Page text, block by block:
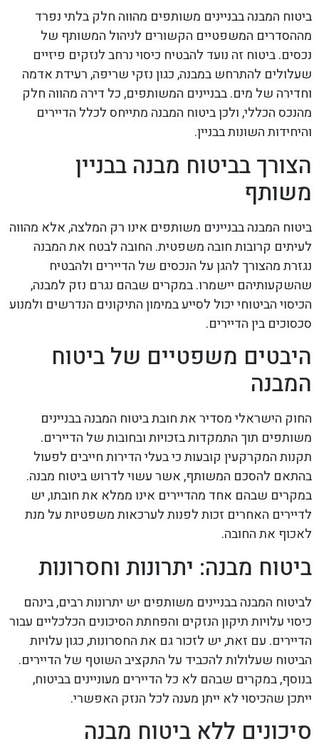
ביטוח המבנה בבניינים משותפים מהווה חלק בלתי נפרד
מההסדרים המשפטיים הקשורים לניהול המשותף של
נכסים. ביטוח זה נועד להבטיח כיסוי נרחב לנזקים פיזיים
שעלולים להתרחש במבנה, כגון נזקי שריפה, רעידת אדמה
וחדירה של מים. בבניינים המשותפים, כל דירה מהווה חלק
מהנכס הכללי, ולכן ביטוח המבנה מתייחס לכלל הדיירים
והיחידות השונות בבניין.
הצורך בביטוח מבנה בבניין
משותף
ביטוח המבנה בבניינים משותפים אינו רק המלצה, אלא מהווה
לעיתים קרובות חובה משפטית. החובה לבטח את המבנה
נגזרת מהצורך להגן על הנכסים של הדיירים ולהבטיח
שהשקעותיהם יישמרו. במקרים שבהם נגרם נזק למבנה,
הכיסוי הביטוחי יכול לסייע במימון התיקונים הנדרשים ולמנוע
סכסוכים בין הדיירים.
היבטים משפטיים של ביטוח
המבנה
החוק הישראלי מסדיר את חובת ביטוח המבנה בבניינים
משותפים תוך התמקדות בזכויות ובחובות של הדיירים.
תקנות המקרקעין קובעות כי בעלי הדירות חייבים לפעול
בהתאם להסכם המשותף, אשר עשוי לדרוש ביטוח מבנה.
במקרים שבהם אחד מהדיירים אינו ממלא את חובתו, יש
לדיירים האחרים זכות לפנות לערכאות משפטיות על מנת
לאכוף את החובה.
ביטוח מבנה: יתרונות וחסרונות
לביטוח המבנה בבניינים משותפים יש יתרונות רבים, בינהם
כיסוי עלויות תיקון הנזקים והפחתת הסיכונים הכלכליים עבור
הדיירים. עם זאת, יש לזכור גם את החסרונות, כגון עלויות
הביטוח שעלולות להכביד על התקציב השוטף של הדיירים.
בנוסף, במקרים שבהם לא כל הדיירים מעוניינים בביטוח,
ייתכן שהכיסוי לא ייתן מענה לכל הנזק האפשרי.
סיכונים ללא ביטוח מבנה